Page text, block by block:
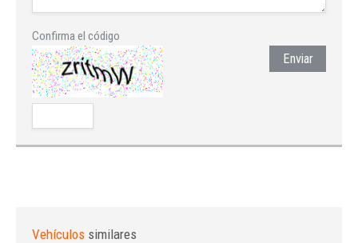
Confirma el código
Enviar
Vehículos similares